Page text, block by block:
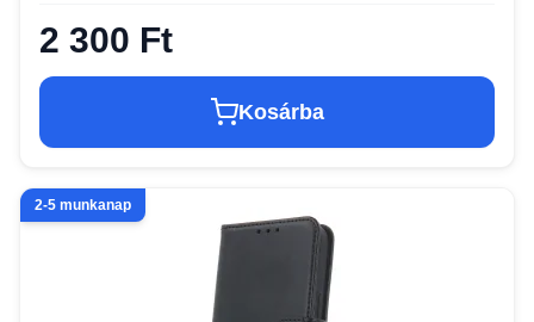
2 300 Ft
Kosárba
2-5 munkanap